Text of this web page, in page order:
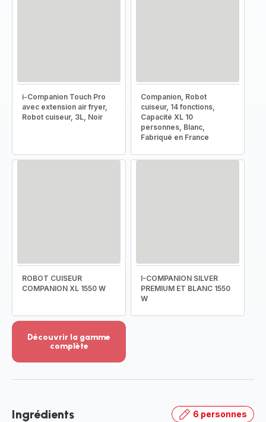
i-Companion Touch Pro
avec extension air fryer,
Robot cuiseur, 3L, Noir
Companion, Robot
cuiseur, 14 fonctions,
Capacité XL 10
personnes, Blanc,
Fabriqué en France
ROBOT CUISEUR
COMPANION XL 1550 W
I-COMPANION SILVER
PREMIUM ET BLANC 1550
W
Découvrir la gamme
complète
-
gamme
Ingrédients 6 personnes